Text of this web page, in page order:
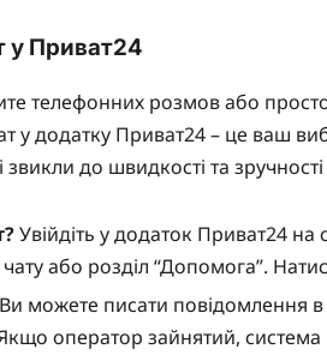
у Приват24
телефонних розмов або просто
у додатку Приват24 – це ваш
звикли до швидкості та
Увійдіть у додаток Приват24
або розділ “Допомога”.
Ви можете писати повідомлення
оператор зайнятий,